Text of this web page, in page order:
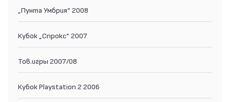
„Пунта Умбрия“ 2008
Кубок „Спрокс“ 2007
Тов.игры 2007/08
Кубок Playstation 2 2006